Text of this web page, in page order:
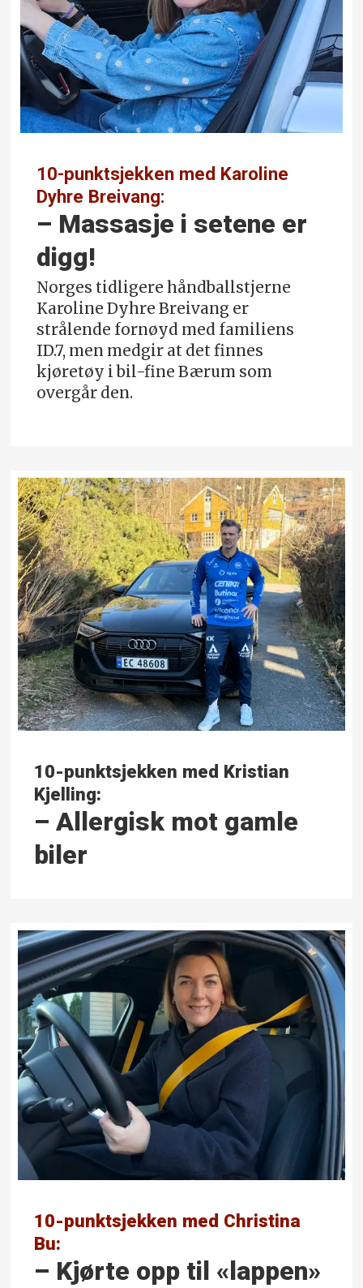
10-punktsjekken med Karoline
Dyhre Breivang:
– Massasje i setene er
digg!
Norges tidligere håndballstjerne
Karoline Dyhre Breivang er
strålende fornøyd med familiens
ID.7, men medgir at det finnes
kjøretøy i bil-fine Bærum som
overgår den.
10-punktsjekken med Kristian
Kjelling:
– Allergisk mot gamle
biler
10-punktsjekken med Christina
Bu:
– Kjørte opp til «lappen»